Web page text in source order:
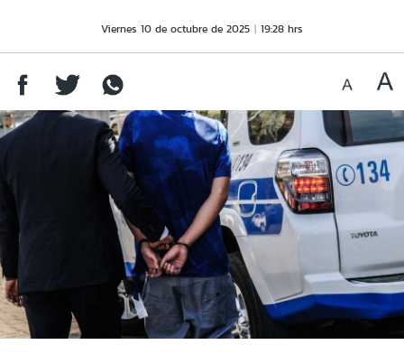
Viernes 10 de octubre de 2025 19:28 hrs